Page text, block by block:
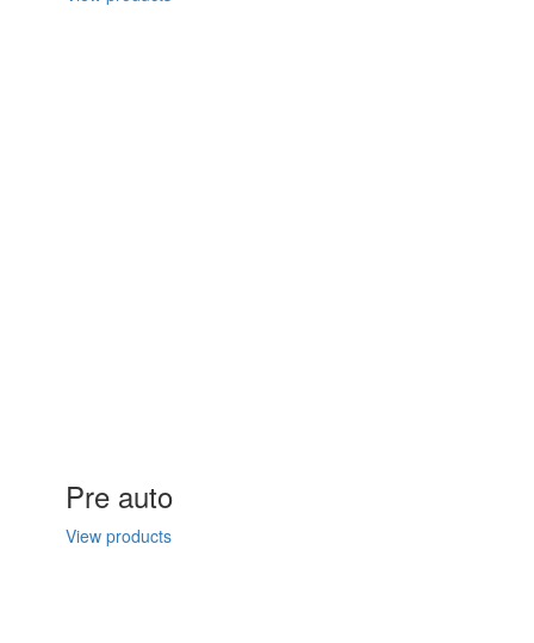
Pre auto
View products